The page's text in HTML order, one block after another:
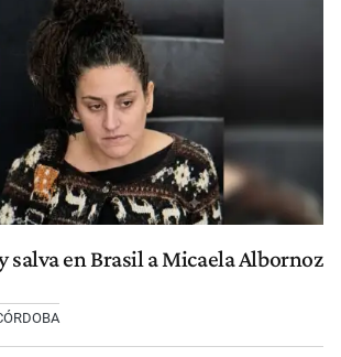
salva en Brasil a Micaela Albornoz